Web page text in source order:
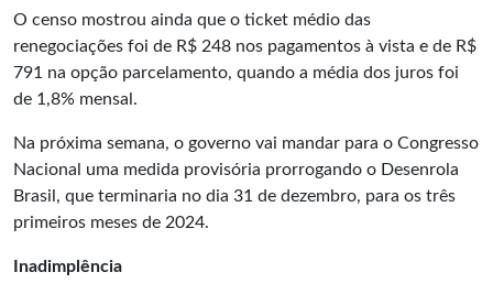
O censo mostrou ainda que o ticket médio das
renegociações foi de R$ 248 nos pagamentos à vista e de R$
791 na opção parcelamento, quando a média dos juros foi
de 1,8% mensal.
Na próxima semana, o governo vai mandar para o Congresso
Nacional uma medida provisória prorrogando o Desenrola
Brasil, que terminaria no dia 31 de dezembro, para os três
primeiros meses de 2024.
Inadimplência